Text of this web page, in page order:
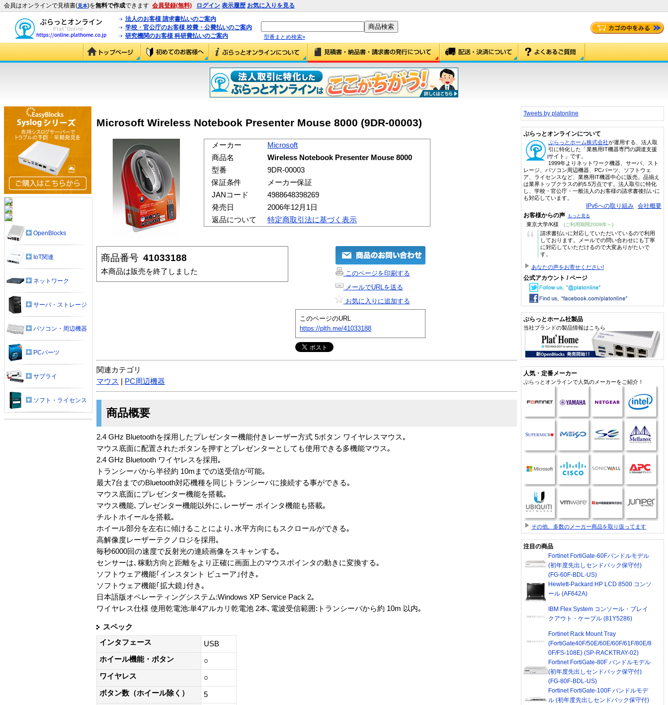
会員はオンラインで見積書(見本)を無料で作成できます 会員登録(無料) ログイン 表示履歴 お気に入りを見る
法人のお客様 請求書払いのご案内
学校・官公庁のお客様 校費・公費払いのご案内
研究機関のお客様 科研費払いのご案内
型番まとめ検索»
Microsoft Wireless Notebook Presenter Mouse 8000 (9DR-00003)
メーカー
Microsoft
商品名
Wireless Notebook Presenter Mouse 8000
型番
9DR-00003
保証条件
メーカー保証
JANコード
4988648398269
発売日
2006年12月1日
返品について
特定商取引法に基づく表示
商品番号 41033188
本商品は販売を終了しました
このページを印刷する
メールでURLを送る
お気に入りに追加する
このページのURL
https://plth.me/41033188
関連カテゴリ
マウス
PC周辺機器
商品概要
2.4 GHz Bluetoothを採用したプレゼンター機能付きレーザー方式 5ボタン ワイヤレスマウス｡
マウス底面に配置されたボタンを押すとプレゼンターとしても使用できる多機能マウス｡
2.4 GHz Bluetooth ワイヤレスを採用｡
トランシーバから半径約 10mまでの送受信が可能｡
最大7台までのBluetooth対応機種を同じトランシーバに接続する事ができる｡
マウス底面にプレゼンター機能を搭載｡
マウス機能､プレゼンター機能以外に､レーザー ポインタ機能も搭載｡
チルトホイールを搭載｡
ホイール部分を左右に傾けることにより､水平方向にもスクロールができる｡
高解像度レーザーテクノロジを採用｡
毎秒6000回の速度で反射光の連続画像をスキャンする｡
センサーは､稼動方向と距離をより正確に画面上のマウスポインタの動きに変換する｡
ソフトウェア機能｢インスタント ビューア｣付き｡
ソフトウェア機能｢拡大鏡｣付き｡
日本語版オペレーティングシステム:Windows XP Service Pack 2｡
ワイヤレス仕様 使用乾電池:単4アルカリ乾電池 2本､電波受信範囲:トランシーバから約 10m 以内｡
スペック
インタフェース
USB
ホイール機能・ボタン
○
ワイヤレス
○
ボタン数（ホイール除く）
5
OpenBlocks
IoT関連
ネットワーク
サーバ・ストレージ
パソコン・周辺機器
PCパーツ
サプライ
ソフト・ライセンス
Tweets by platonline
ぷらっとオンラインについて
ぷらっとホーム株式会社が運用する、法人取
引に特化した「業務用IT機器専門の調達支援
サイト」です。
1999年よりネットワーク機器、サーバ、スト
レージ、パソコン周辺機器、PCパーツ、ソフトウェ
ア、ライセンスなど、業務用IT機器中心に販売。品揃え
は業界トップクラスの約5.5万点です。法人取引に特化
し、学校・官公庁・一般法人のお客様の請求書後払いに
も対応しています。
IPv6への取り組み 会社概要
お客様からの声 もっと見る
東京大学/K様 (ご利用期間2009年～)
“
請求書払いに対応していただいているので利用
しております。メールでの問い合わせにも丁寧
に対応していただけるので大変ありがたいで
す。
あなたの声をお寄せください!
公式アカウント / ページ
ぷらっとホーム社製品
当社ブランドの製品情報はこちら
人気・定番メーカー
ぷらっとオンラインで人気のメーカーをご紹介！
その他、多数のメーカー商品を取り扱ってます
注目の商品
Fortinet FortiGate-60Fバンドルモデル
(初年度先出しセンドバック保守付)
(FG-60F-BDL-US)
Hewlett-Packard HP LCD 8500 コンソ
ール (AF642A)
IBM Flex System コンソール・ブレイ
クアウト・ケーブル (81Y5286)
Fortinet Rack Mount Tray
(FortiGate40F/50E/60E/60F/61F/80E/8
0F/FS-108E) (SP-RACKTRAY-02)
Fortinet FortiGate-80F バンドルモデル
(初年度先出しセンドバック保守付)
(FG-80F-BDL-US)
Fortinet FortiGate-100F バンドルモデ
ル (初年度先出しセンドバック保守付)